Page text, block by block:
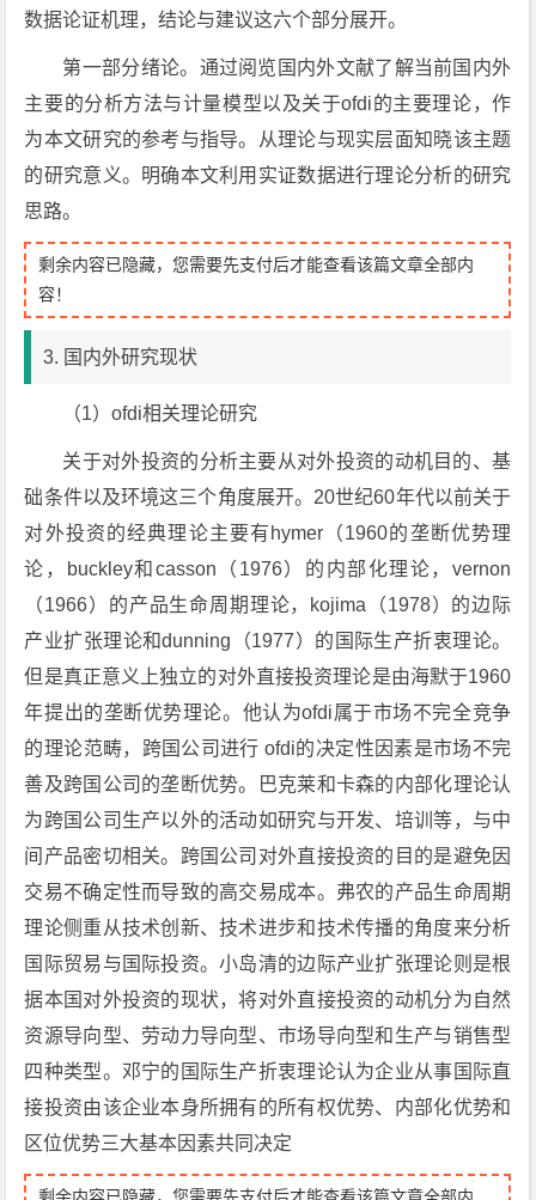
数据论证机理，结论与建议这六个部分展开。
第一部分绪论。通过阅览国内外文献了解当前国内外
主要的分析方法与计量模型以及关于ofdi的主要理论，作
为本文研究的参考与指导。从理论与现实层面知晓该主题
的研究意义。明确本文利用实证数据进行理论分析的研究
思路。
剩余内容已隐藏，您需要先支付后才能查看该篇文章全部内
容！
3. 国内外研究现状
（1）ofdi相关理论研究
关于对外投资的分析主要从对外投资的动机目的、基
础条件以及环境这三个角度展开。20世纪60年代以前关于
对外投资的经典理论主要有hymer（1960的垄断优势理
论，buckley和casson（1976）的内部化理论，vernon
（1966）的产品生命周期理论，kojima（1978）的边际
产业扩张理论和dunning（1977）的国际生产折衷理论。
但是真正意义上独立的对外直接投资理论是由海默于1960
年提出的垄断优势理论。他认为ofdi属于市场不完全竞争
的理论范畴，跨国公司进行 ofdi的决定性因素是市场不完
善及跨国公司的垄断优势。巴克莱和卡森的内部化理论认
为跨国公司生产以外的活动如研究与开发、培训等，与中
间产品密切相关。跨国公司对外直接投资的目的是避免因
交易不确定性而导致的高交易成本。弗农的产品生命周期
理论侧重从技术创新、技术进步和技术传播的角度来分析
国际贸易与国际投资。小岛清的边际产业扩张理论则是根
据本国对外投资的现状，将对外直接投资的动机分为自然
资源导向型、劳动力导向型、市场导向型和生产与销售型
四种类型。邓宁的国际生产折衷理论认为企业从事国际直
接投资由该企业本身所拥有的所有权优势、内部化优势和
区位优势三大基本因素共同决定